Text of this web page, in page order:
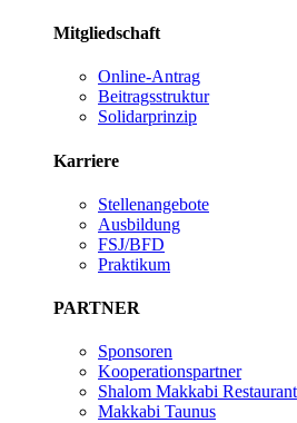
Mitgliedschaft
Online-Antrag
Beitragsstruktur
Solidarprinzip
Karriere
Stellenangebote
Ausbildung
FSJ/BFD
Praktikum
PARTNER
Sponsoren
Kooperationspartner
Shalom Makkabi Restaurant
Makkabi Taunus